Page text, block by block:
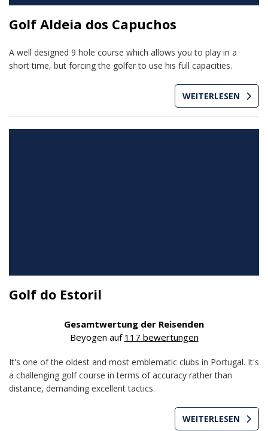
Golf Aldeia dos Capuchos
A well designed 9 hole course which allows you to play in a
short time, but forcing the golfer to use his full capacities.
WEITERLESEN
Golf do Estoril
Gesamtwertung der Reisenden
Beyogen auf 117 bewertungen
It's one of the oldest and most emblematic clubs in Portugal. It's
a challenging golf course in terms of accuracy rather than
distance, demanding excellent tactics.
WEITERLESEN